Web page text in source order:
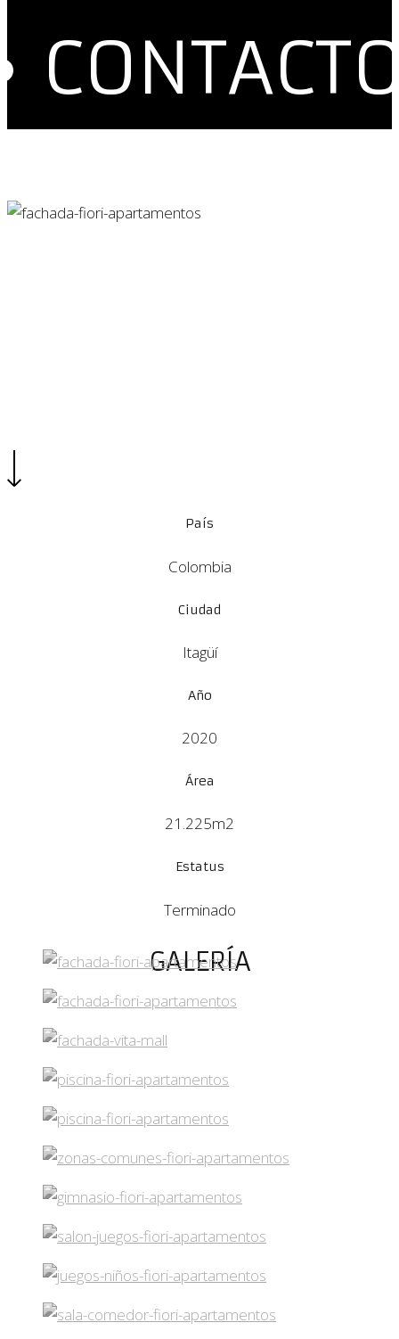
País
Colombia
Ciudad
Itagüí
Año
2020
Área
21.225m2
Estatus
Terminado
GALERÍA